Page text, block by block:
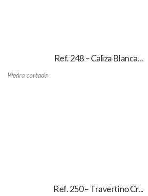
Ref. 248 – Caliza Blanca...
Piedra cortada
Ref. 250 – Travertino Cr...